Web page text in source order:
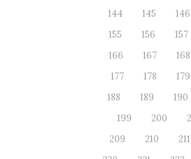
144
145 146
155
156 157
166
167 168
177
178 179
188
189 190
199
200
209
210 211